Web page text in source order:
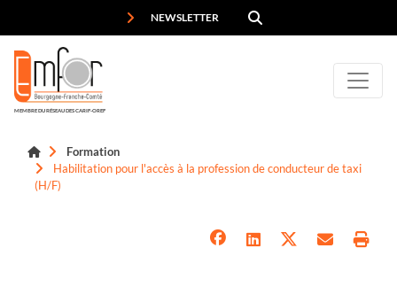
NEWSLETTER
MEMBRE DU RÉSEAU DES CARIF-OREF
Formation
Habilitation pour l'accès à la profession de conducteur de taxi
(H/F)
Panneau de gestion des cookies